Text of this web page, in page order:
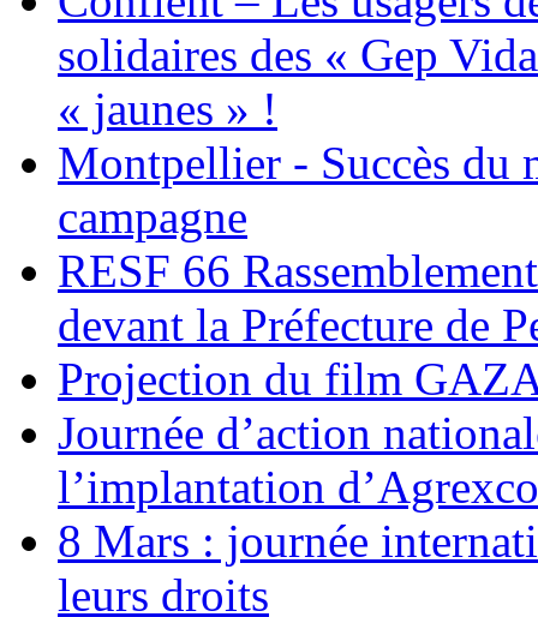
solidaires des « Gep
« jaunes » !
Montpellier - Succès du
campagne
RESF 66
devant la Préfecture de
Projection du film
Journée d’action
l’implantation d’Agrexco
8 Mars : journée
leurs droits